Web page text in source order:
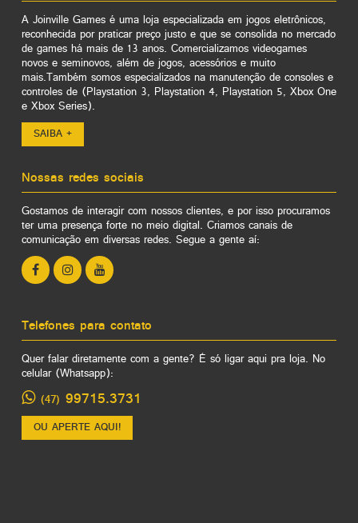
A Joinville Games é uma loja especializada em jogos eletrônicos,
reconhecida por praticar preço justo e que se consolida no mercado
de games há mais de 13 anos. Comercializamos videogames
novos e seminovos, além de jogos, acessórios e muito
mais.Também somos especializados na manutenção de consoles e
controles de (Playstation 3, Playstation 4, Playstation 5, Xbox One
e Xbox Series).
SAIBA +
Nossas redes sociais
Gostamos de interagir com nossos clientes, e por isso procuramos
ter uma presença forte no meio digital. Criamos canais de
comunicação em diversas redes. Segue a gente aí:
Telefones para contato
Quer falar diretamente com a gente? É só ligar aqui pra loja. No
celular (Whatsapp):
(47) 99715.3731
OU APERTE AQUI!